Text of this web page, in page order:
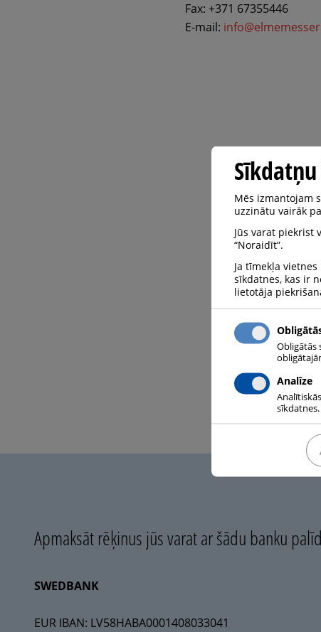
Fax: +371 67355446
E-mail:
Apmaksāt rēķinus jūs varat ar šādu banku
SWEDBANK
EUR IBAN: LV58HABA0001408033041
Mēs izmantojam
uzzinātu vairāk
Jūs varat piekrist
“Noraidīt”.
Ja tīmekļa
sīkdatnes, kas ir
lietotāja
Obligātās
Analīze